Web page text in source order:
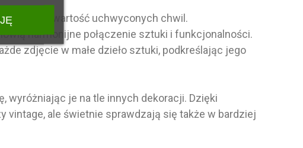
wartość uchwyconych chwil.
harmonijne połączenie sztuki i funkcjonalności.
zdjęcie w małe dzieło sztuki, podkreślając jego
wyróżniając je na tle innych dekoracji. Dzięki
ale świetnie sprawdzają się także w bardziej